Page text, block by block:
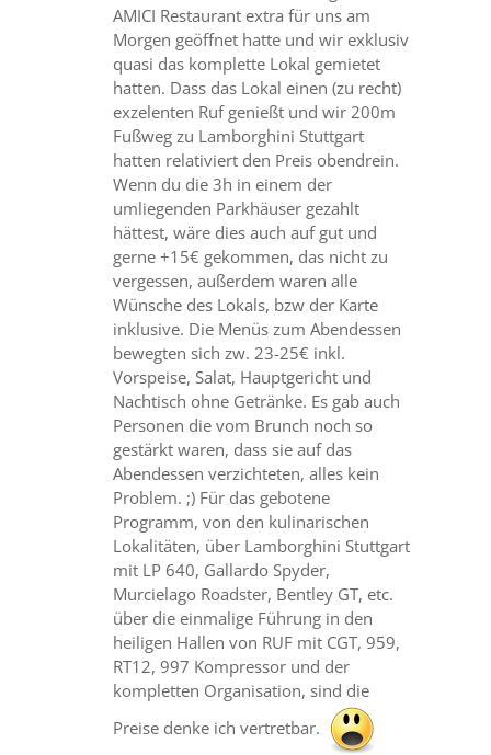
AMICI Restaurant extra für uns am
Morgen geöffnet hatte und wir exklusiv
quasi das komplette Lokal gemietet
hatten. Dass das Lokal einen (zu recht)
exzelenten Ruf genießt und wir 200m
Fußweg zu Lamborghini Stuttgart
hatten relativiert den Preis obendrein.
Wenn du die 3h in einem der
umliegenden Parkhäuser gezahlt
hättest, wäre dies auch auf gut und
gerne +15€ gekommen, das nicht zu
vergessen, außerdem waren alle
Wünsche des Lokals, bzw der Karte
inklusive. Die Menüs zum Abendessen
bewegten sich zw. 23-25€ inkl.
Vorspeise, Salat, Hauptgericht und
Nachtisch ohne Getränke. Es gab auch
Personen die vom Brunch noch so
gestärkt waren, dass sie auf das
Abendessen verzichteten, alles kein
Problem. ;) Für das gebotene
Programm, von den kulinarischen
Lokalitäten, über Lamborghini Stuttgart
mit LP 640, Gallardo Spyder,
Murcielago Roadster, Bentley GT, etc.
über die einmalige Führung in den
heiligen Hallen von RUF mit CGT, 959,
RT12, 997 Kompressor und der
kompletten Organisation, sind die
Preise denke ich vertretbar.